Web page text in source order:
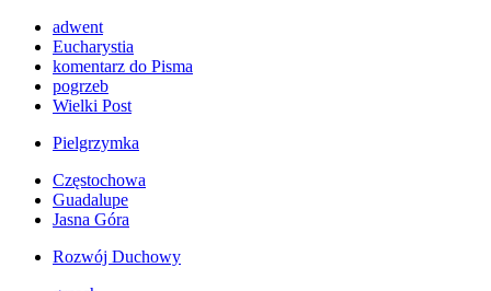
adwent
Eucharystia
komentarz do Pisma
pogrzeb
Wielki Post
Pielgrzymka
Częstochowa
Guadalupe
Jasna Góra
Rozwój Duchowy